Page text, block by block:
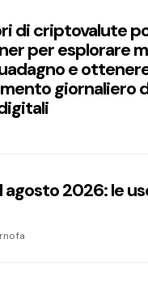
di criptovalute
per esplorare
e
giornaliero
agosto 2026: le
fa